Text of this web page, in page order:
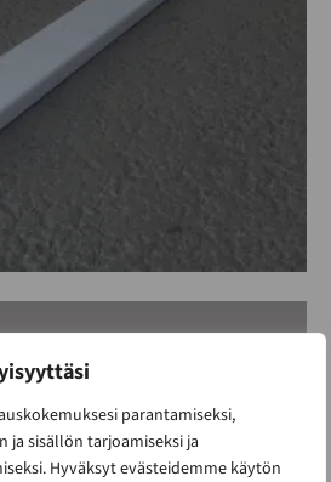
parantamiseksi,
ja sisällön tarjoamiseksi ja
Hyväksyt evästeidemme käytön
uudempi osa